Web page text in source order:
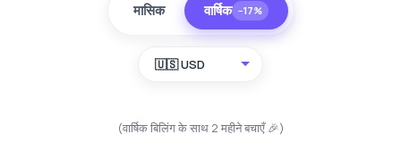
मासिक वार्षिक −17%
🇺🇸 USD
(वार्षिक बिलिंग के साथ 2 महीने बचाएँ 🎉)